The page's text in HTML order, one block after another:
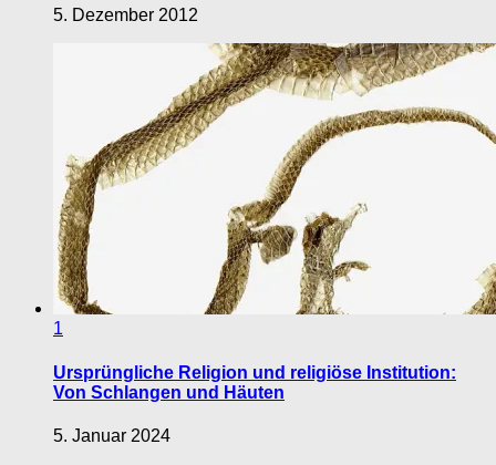
5. Dezember 2012
1
Ursprüngliche Religion und religiöse Institution:
Von Schlangen und Häuten
5. Januar 2024